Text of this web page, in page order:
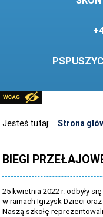
STANDARDY OCHRONY
PRZECIWDZIAŁANIE
LABORATORIUM
ZAWODY SPORTOWE
Jesteś tutaj: Strona
BIEGI
25 kwietnia 2022 r. odbyły
w ramach Igrzysk Dzieci
Naszą szkołę